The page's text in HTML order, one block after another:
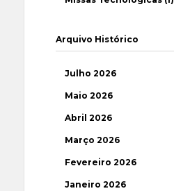
Arquivo Histórico
Julho 2026
Maio 2026
Abril 2026
Março 2026
Fevereiro 2026
Janeiro 2026